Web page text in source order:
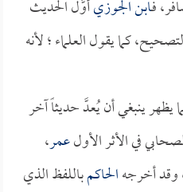
فـابن الجوزيأوَّل الحديث
كما يقول العلماء ؛ لأنه
يظهر ينبغي أن يُعدَّ حديثاً آخر
في الأثر الأولعمر،
وقد أخرجهالحاكمباللفظ الذي